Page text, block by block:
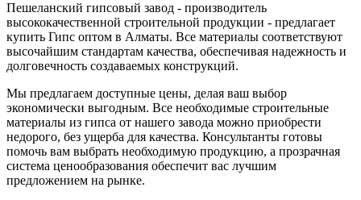
Пешеланский гипсовый завод - производитель
высококачественной строительной продукции - предлагает
купить Гипс оптом в Алматы. Все материалы соответствуют
высочайшим стандартам качества, обеспечивая надежность и
долговечность создаваемых конструкций.
Мы предлагаем доступные цены, делая ваш выбор
экономически выгодным. Все необходимые строительные
материалы из гипса от нашего завода можно приобрести
недорого, без ущерба для качества. Консультанты готовы
помочь вам выбрать необходимую продукцию, а прозрачная
система ценообразования обеспечит вас лучшим
предложением на рынке.